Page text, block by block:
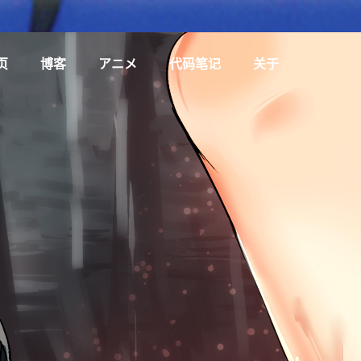
博客 アニメ 代码笔记 关于